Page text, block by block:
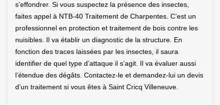
s’effondrer. Si vous suspectez la présence des insectes,
faites appel à NTB-40 Traitement de Charpentes. C’est un
professionnel en protection et traitement de bois contre les
nuisibles. Il va établir un diagnostic de la structure. En
fonction des traces laissées par les insectes, il saura
identifier de quel type d’attaque il s’agit. Il va évaluer aussi
l’étendue des dégâts. Contactez-le et demandez-lui un devis
d’un traitement si vous êtes à Saint Cricq Villeneuve.